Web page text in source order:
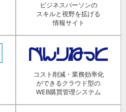
ビジネスパーソンの
スキルと視野を拡げる
情報サイト
コスト削減・業務効率化
ができるクラウド型の
WEB購買管理システム